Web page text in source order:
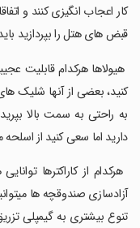
کار اعجاب انگیزی کنند و
قبض های هتل را بپردازید
هیولاها هرکدام قابلیت
کنید، بعضی از آنها شلیک
به راحتی به سمت بالا
دارید اما سعی کنید از
هرکدام از کاراکترها
آزادسازی صندوقچه ها
تنوع بیشتری به گیمپلی